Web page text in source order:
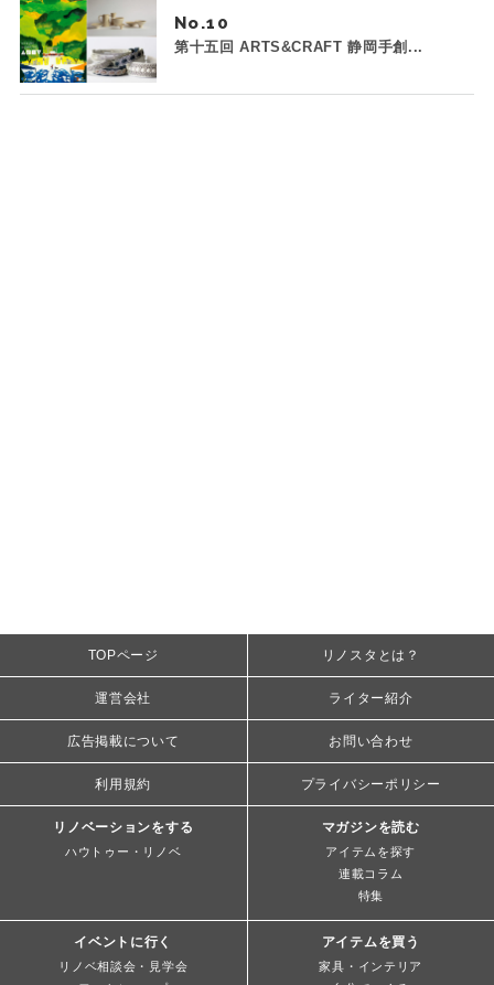
No.
第十五回 ARTS&CRAFT 静岡手創...
TOPページ リノスタとは？
運営会社 ライター紹介
広告掲載について お問い合わせ
利用規約 プライバシーポリシー
リノベーションをする
ハウトゥー・リノベ
マガジンを読む
アイテムを探す
連載コラム
特集
イベントに行く
リノベ相談会・見学会
アイテムを買う
家具・インテリア